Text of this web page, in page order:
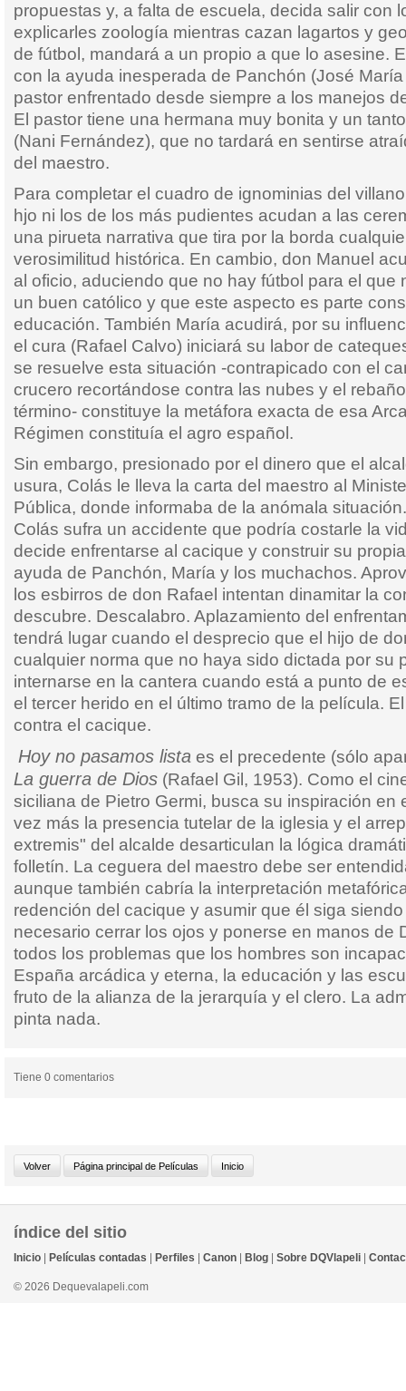
propuestas y, a falta de escuela, decida salir con
explicarles zoología mientras cazan lagartos y
de fútbol, mandará a un propio a que lo asesine.
con la ayuda inesperada de Panchón (José
pastor enfrentado desde siempre a los manejos
El pastor tiene una hermana muy bonita y un
(Nani Fernández), que no tardará en sentirse
del maestro.
Para completar el cuadro de ignominias del
hjo ni los de los más pudientes acudan a las
una pirueta narrativa que tira por la borda
verosimilitud histórica. En cambio, don Manuel
al oficio, aduciendo que no hay fútbol para el que
un buen católico y que este aspecto es parte
educación. También María acudirá, por su
el cura (Rafael Calvo) iniciará su labor de
se resuelve esta situación -contrapicado con el
crucero recortándose contra las nubes y el
término- constituye la metáfora exacta de esa
Régimen constituía el agro español.
Sin embargo, presionado por el dinero que el
usura, Colás le lleva la carta del maestro al
Pública, donde informaba de la anómala
Colás sufra un accidente que podría costarle la
decide enfrentarse al cacique y construir su
ayuda de Panchón, María y los muchachos.
los esbirros de don Rafael intentan dinamitar la
descubre. Descalabro. Aplazamiento del
tendrá lugar cuando el desprecio que el hijo de
cualquier norma que no haya sido dictada por su
internarse en la cantera cuando está a punto de
el tercer herido en el último tramo de la película.
contra el cacique.
Hoy no pasamos lista es el precedente (sólo
La guerra de Dios (Rafael Gil, 1953). Como el
siciliana de Pietro Germi, busca su inspiración en
vez más la presencia tutelar de la iglesia y el
extremis" del alcalde desarticulan la lógica
folletín. La ceguera del maestro debe ser
aunque también cabría la interpretación
redención del cacique y asumir que él siga
necesario cerrar los ojos y ponerse en manos de
todos los problemas que los hombres son
España arcádica y eterna, la educación y las
fruto de la alianza de la jerarquía y el clero. La
pinta nada.
Tiene 0 comentarios
índice del sitio
Inicio Películas contadas Perfiles Canon Blog Sobre DQVlapeli
© 2026 Dequevalapeli.com